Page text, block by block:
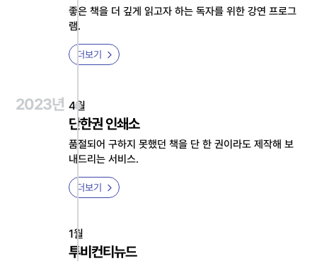
좋은 책을 더 깊게 읽고자 하는 독자를 위한 강연 프로그
램.
더보기
2023년 4월
단한권 인쇄소
품절되어 구하지 못했던 책을 단 한 권이라도 제작해 보
내드리는 서비스.
더보기
1월
투비컨티뉴드